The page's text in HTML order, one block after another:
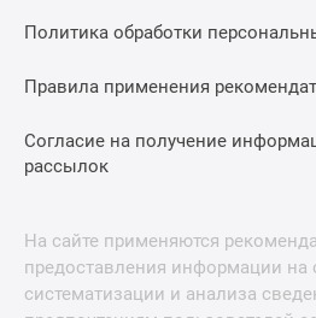
Политика обработки
Правила применения
Согласие на получение
рассылок
На сайте применяются
предоставления информации на
систематизации и анализа